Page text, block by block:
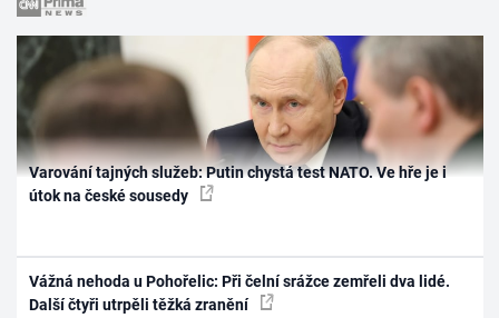
Varování tajných služeb: Putin chystá test NATO. Ve hře je i
útok na české sousedy
Vážná nehoda u Pohořelic: Při čelní srážce zemřeli dva lidé.
Další čtyři utrpěli těžká zranění